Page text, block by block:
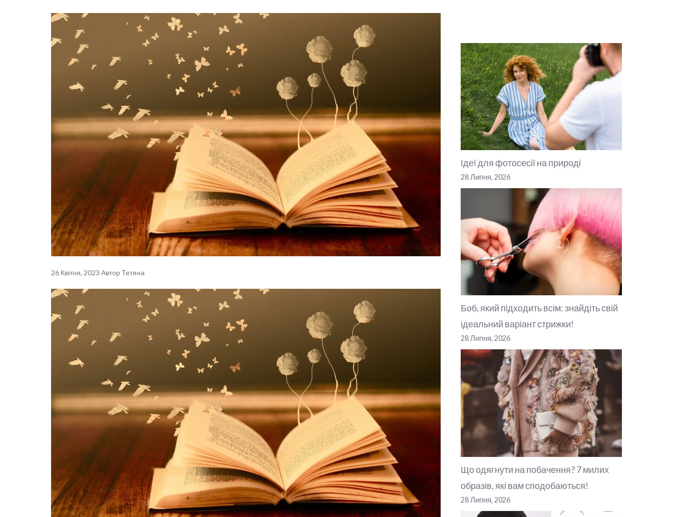
26 Квітня, 2023 АвторТетяна
Ідеї для фотосесії на природі
28 Липня, 2026
Боб, який підходить всім: знайдіть свій
ідеальний варіант стрижки!
28 Липня, 2026
Що одягнути на побачення? 7 милих
образів, які вам сподобаються!
28 Липня, 2026